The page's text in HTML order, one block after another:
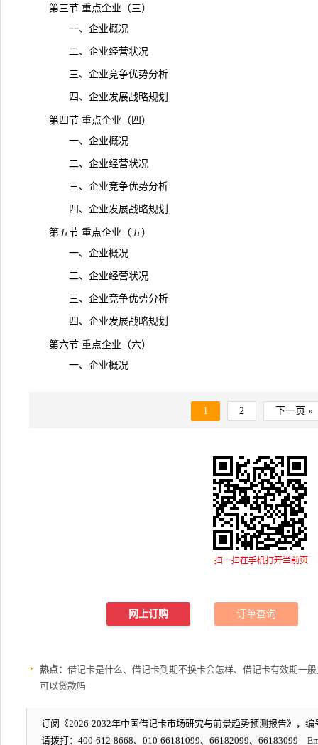
第三节 重点企业（三）
一、企业概况
二、企业经营状况
三、企业竞争优势分析
四、企业发展战略规划
第四节 重点企业（四）
一、企业概况
二、企业经营状况
三、企业竞争优势分析
四、企业发展战略规划
第五节 重点企业（五）
一、企业概况
二、企业经营状况
三、企业竞争优势分析
四、企业发展战略规划
第六节 重点企业（六）
一、企业概况
1 2 下一页 »
网上订购 订单查询
热点： 借记卡是什么、借记卡到期不换卡会怎样、借记卡有效期一
可以贷款吗
订阅《2026-2032年中国借记卡市场研究与前景趋势预测报告》，编
请拨打：400-612-8668、010-66181099、66182099、66183099